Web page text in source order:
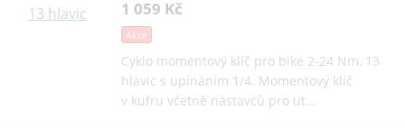
1 059 Kč
Akce
Cyklo momentový klíč pro bike 2-24 Nm, 13
hlavic s upínáním 1/4. Momentový klíč
v kufru včetně nástavců pro ut…